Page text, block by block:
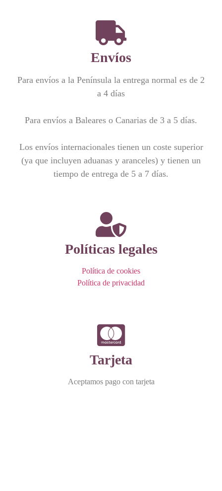
Envíos
Para envíos a la Península la entrega normal es de 2
a 4 días
Para envíos a Baleares o Canarias de 3 a 5 días.
Los envíos internacionales tienen un coste superior
(ya que incluyen aduanas y aranceles) y tienen un
tiempo de entrega de 5 a 7 días.
Políticas legales
Política de cookies
Política de privacidad
Tarjeta
Aceptamos pago con tarjeta